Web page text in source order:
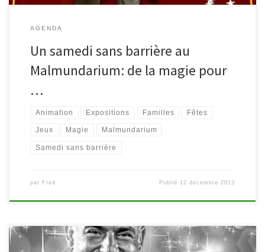
AGENDA
Un samedi sans barrière au
Malmundarium: de la magie pour
…
Animation Expositions Familles Fêtes
Jeux Magie Malmundarium
Samedi sans barrière
par Fred Publié 12 décembre 2013